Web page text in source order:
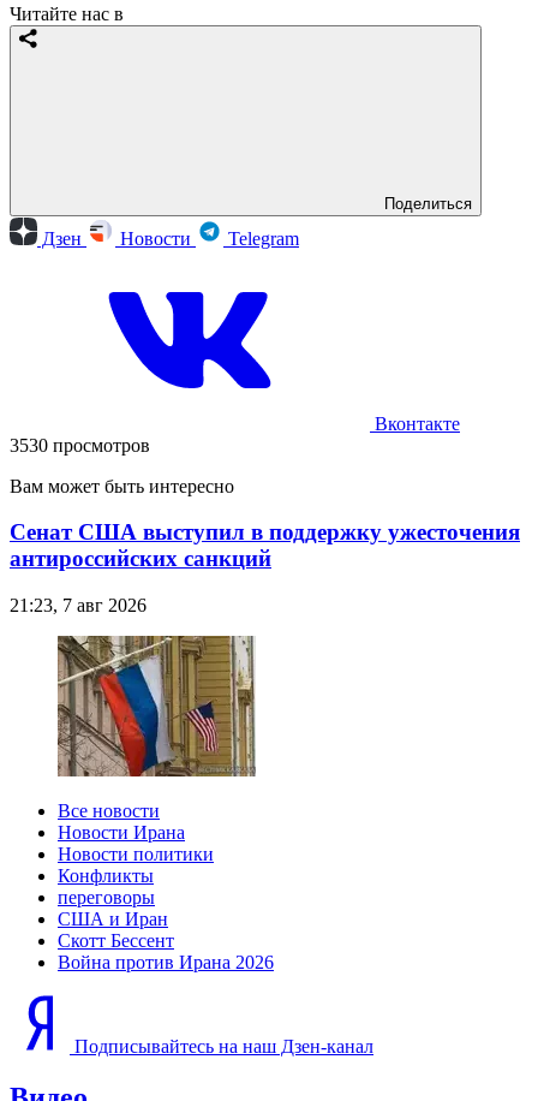
Читайте нас в
Поделиться
Дзен Новости Telegram
Вконтакте
3530 просмотров
Вам может быть интересно
Сенат США выступил в поддержку ужесточения
антироссийских санкций
21:23, 7 авг 2026
Все новости
Новости Ирана
Новости политики
Конфликты
переговоры
США и Иран
Скотт Бессент
Война против Ирана 2026
Подписывайтесь на наш Дзен-канал